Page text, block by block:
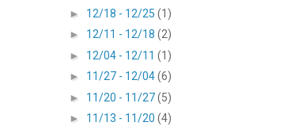
► 12/18 - 12/25 (1)
► 12/11 - 12/18 (2)
► 12/04 - 12/11 (1)
► 11/27 - 12/04(6)
► 11/20 - 11/27(5)
► 11/13 - 11/20 (4)